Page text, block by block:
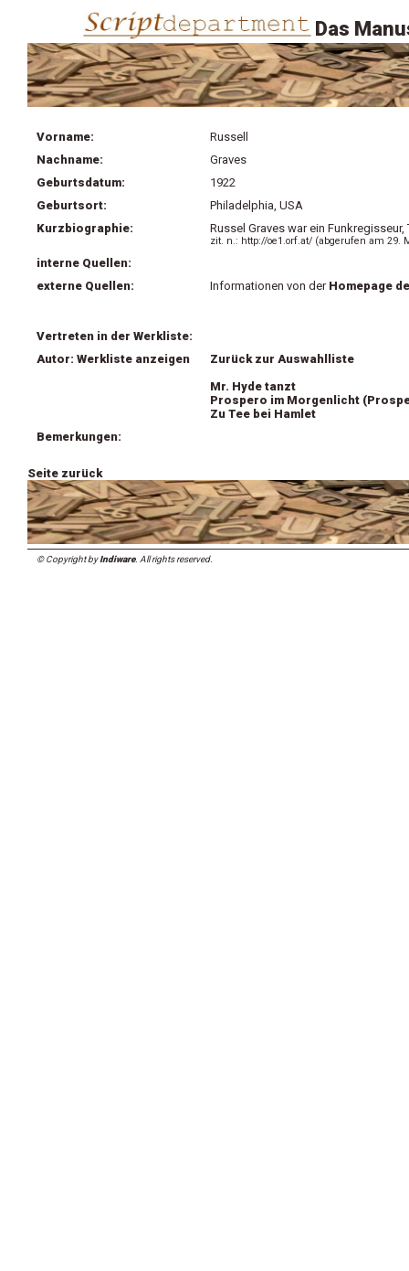
Das
Vorname:
Russell
Nachname:
Graves
Geburtsdatum:
1922
Geburtsort:
Philadelphia, USA
Kurzbiographie:
Russel Graves war ein
zit. n.: http://oe1.orf.at/ (abgerufen am 29.
interne Quellen:
externe Quellen:
Informationen von der Homepage
Vertreten in der Werkliste:
Autor: Werkliste anzeigen
Zurück zur Auswahlliste
Mr. Hyde tanzt
Prospero im Morgenlicht
Zu Tee bei Hamlet
Bemerkungen:
Seite zurück
© Copyright byIndiware. All rights reserved.